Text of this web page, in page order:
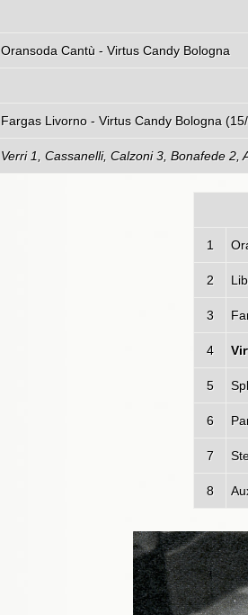
Oransoda
Fargas Livorno - Virtus
Verri 1, Cassanelli, Calzoni 3, Bonafede 2,
1
2
3
4
5
6
7
8